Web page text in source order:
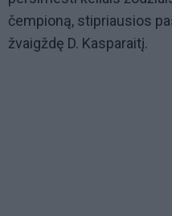
čempioną, stipriausios
žvaigždę D. Kasparaitį.